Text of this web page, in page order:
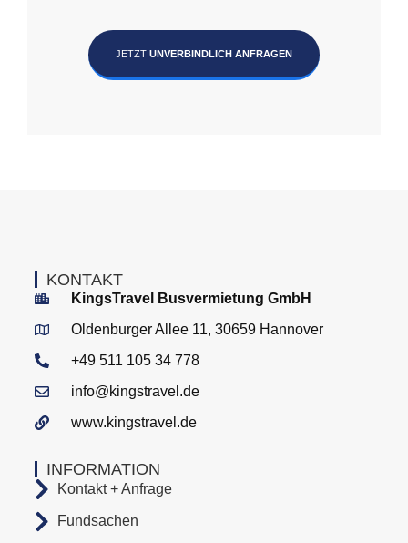
JETZT UNVERBINDLICH ANFRAGEN
INFORMATION
Kontakt + Anfrage
Fundsachen
KONTAKT
KingsTravel Busvermietung GmbH
Oldenburger Allee 11, 30659 Hannover
+49 511 105 34 778
info@kingstravel.de
www.kingstravel.de